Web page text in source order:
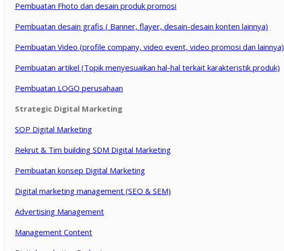
Pembuatan Fhoto dan desain produk promosi
Pembuatan desain grafis ( Banner, flayer, desain-desain konten lainnya)
Pembuatan Video (profile company, video event, video promosi dan lainnya)
Pembuatan artikel (Topik menyesuaikan hal-hal terkait karakteristik produk)
Pembuatan LOGO perusahaan
Strategic Digital Marketing
SOP Digital Marketing
Rekrut & Tim building SDM Digital Marketing
Pembuatan konsep Digital Marketing
Digital marketing management (SEO & SEM)
Advertising Management
Management Content